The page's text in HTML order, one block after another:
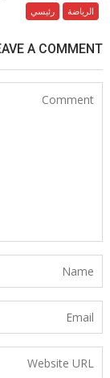
الرياضة رئيسي
A COMMENT